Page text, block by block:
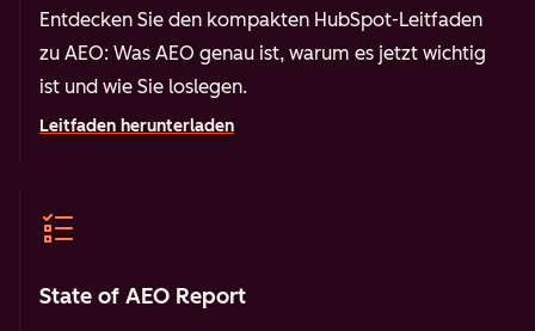
Entdecken Sie den kompakten HubSpot-Leitfaden
zu AEO: Was AEO genau ist, warum es jetzt wichtig
ist und wie Sie loslegen.
Leitfaden herunterladen
State of AEO Report